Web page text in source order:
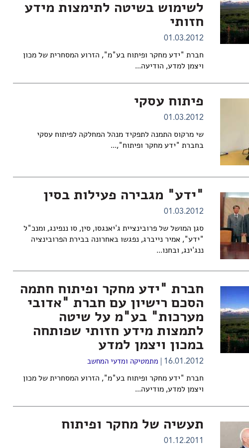
לשימוש בשיטה לתימצות מידע
חזותי
01.03.2012
חברת "ידע מחקר ופיתוח בע"מ", הזרוע המסחרית של מכון
ויצמן למדע, הודיעה...
פיתוח עסקי
01.03.2012
שי מרקוס התמנה לתפקיד מנהל המחלקה לפיתוח עסקי
בחברת "ידע מחקר ופיתוח",...
"ידע" מגבירה פעילות בסין
01.03.2012
סגן המושל של פרובינציית ג'יאנגסו, סין, סו ננפינג, ומנכ"ל
"ידע", אמיר נייברג, נפגשו באחרונה בבירת הפרובינציה
ננג'ינג, ובחנו...
חברת "ידע מחקר ופיתוח חתמה
הסכם רישיון עם חברת "אדובי
מערכות" בע"מ על שיטה
לתמצות מידע חזותי שפותחה
במכון ויצמן למדע
16.01.2012 מתמטיקה ומדעי המחשב
חברת "ידע מחקר ופיתוח בע"מ", הזרוע המסחרית של מכון
ויצמן למדע, מודיעה...
תעשיה של מחקר ופיתוח
01.12.2011